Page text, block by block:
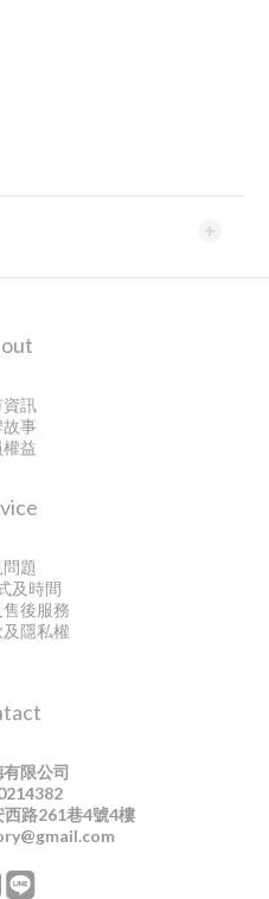
資訊
事
益
題
及時間
後服務
隱私權
限公司
路261巷4號4樓